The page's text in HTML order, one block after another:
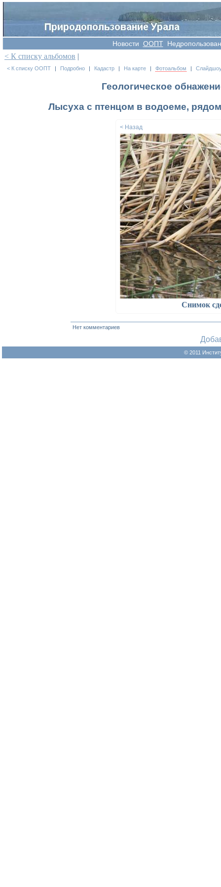
Новости OOПT
< К списку альбомов |
< К списку ООПТ | Подробно | Кадастр | На карте | Фотоальбом |
Геологическое
Лысуха с птенцом в водоеме,
< Назад
Снимок
Нет комментариев
© 2011